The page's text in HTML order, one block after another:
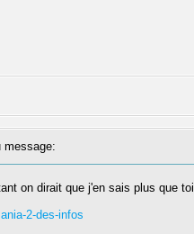
on dirait que j'en sais plus que toi
2-des-infos